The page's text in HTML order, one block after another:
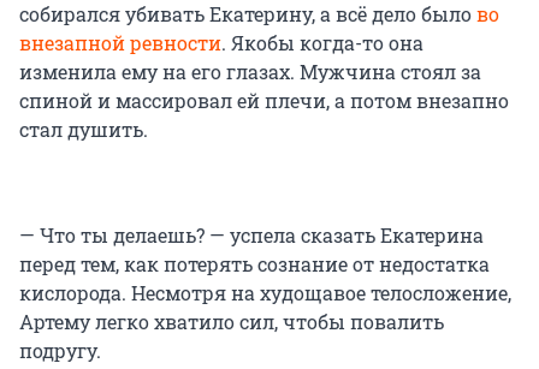
собирался убивать Екатерину, а всё дело былово
внезапной ревности. Якобы когда-то она
изменила ему на его глазах. Мужчина стоял за
спиной и массировал ей плечи, а потом внезапно
стал душить.
— Что ты делаешь? — успела сказать Екатерина
перед тем, как потерять сознание от недостатка
кислорода. Несмотря на худощавое телосложение,
Артему легко хватило сил, чтобы повалить
подругу.